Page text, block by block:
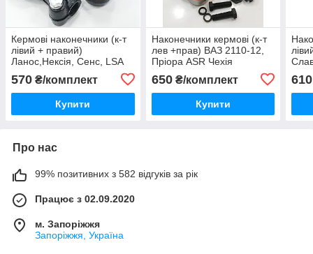
Кермові наконечники (к-т
лівий + правий)
Ланос,Нексія, Сенс, LSA
570 ₴/комплект
Купити
Наконечники кермові (к-т
лев +прав) ВАЗ 2110-12,
Пріора ASR Чехія
650₴/комплект
Купити
610
Про нас
99% позитивних з 582 відгуків за рік
Працює з 02.09.2020
м. Запоріжжя
Запоріжжя, Україна